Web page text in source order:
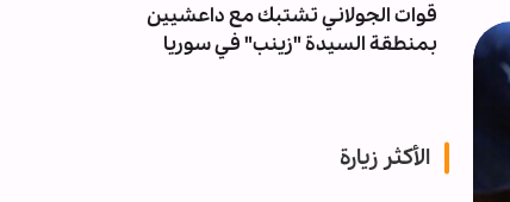
قوات الجولاني تشتبك مع داعشيين
بمنطقة السيدة "زينب" في سوريا
الأكثر زيارة